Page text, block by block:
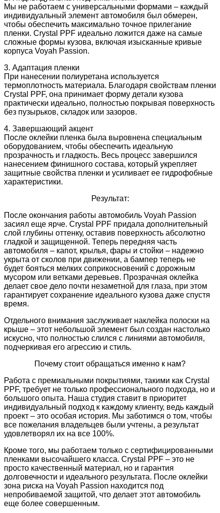
Мы не работаем с универсальными формами – каждый
индивидуальный элемент автомобиля был обмерен,
чтобы обеспечить максимально точное прилегание
пленки. Crystal PPF идеально ложится даже на самые
сложные формы кузова, включая изысканные кривые
корпуса Voyah Passion.
3. Адаптация пленки
При нанесении полиуретана используется
термоплотность материала. Благодаря свойствам пленки
Crystal PPF, она принимает форму детали кузова
практически идеально, полностью покрывая поверхность
без пузырьков, складок или зазоров.
4. Завершающий акцент
После оклейки пленка была выровнена специальным
оборудованием, чтобы обеспечить идеальную
прозрачность и гладкость. Весь процесс завершился
нанесением финишного состава, который укрепляет
защитные свойства пленки и усиливает ее гидрофобные
характеристики.
Результат:
После окончания работы автомобиль Voyah Passion
засиял еще ярче. Crystal PPF придала дополнительный
слой глубины оттенку, оставив поверхность абсолютно
гладкой и защищенной. Теперь передняя часть
автомобиля – капот, крылья, фары и стойки – надежно
укрыта от сколов при движении, а бампер теперь не
будет бояться мелких соприкосновений с дорожным
мусором или ветками деревьев. Прозрачная оклейка
делает свое дело почти незаметной для глаза, при этом
гарантирует сохранение идеального кузова даже спустя
время.
Отдельного внимания заслуживает наклейка полоски на
крыше – этот небольшой элемент был создан настолько
искусно, что полностью слился с линиями автомобиля,
подчеркивая его агрессию и стиль.
Почему стоит обращаться именно к нам?
Работа с премиальными покрытиями, такими как Crystal
PPF, требует не только профессионального подхода, но и
большого опыта. Наша студия ставит в приоритет
индивидуальный подход к каждому клиенту, ведь каждый
проект – это особая история. Мы заботимся о том, чтобы
все пожелания владельцев были учтены, а результат
удовлетворял их на все 100%.
Кроме того, мы работаем только с сертифицированными
пленками высочайшего класса. Crystal PPF – это не
просто качественный материал, но и гарантия
долговечности и идеального результата. После оклейки
зона риска на Voyah Passion находится под
непробиваемой защитой, что делает этот автомобиль
еще более совершенным.